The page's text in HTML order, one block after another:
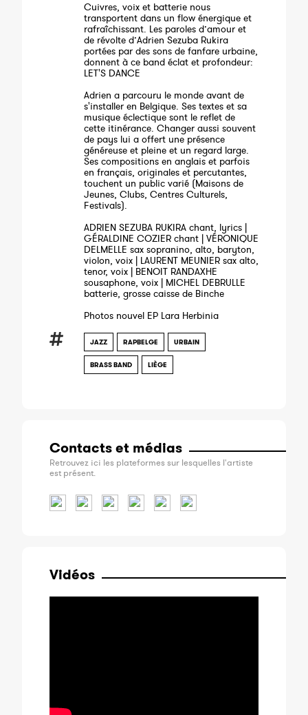
Cuivres, voix et batterie nous
transportent dans un flow énergique et
rafraîchissant. Les paroles d’amour et
de révolte d’Adrien Sezuba Rukira
portées par des sons de fanfare urbaine,
donnent à ce band éclat et profondeur:
LET'S DANCE
Adrien a parcouru le monde avant de
s'installer en Belgique. Ses textes et sa
musique éclectique sont le reflet de
cette itinérance. Changer aussi souvent
de pays lui a offert une présence
généreuse et pleine et un regard large.
Ses compositions en anglais et parfois
en français, originales et percutantes,
touchent un public varié (Maisons de
Jeunes, Clubs, Centres Culturels,
Festivals).
ADRIEN SEZUBA RUKIRA chant, lyrics |
GÉRALDINE COZIER chant | VÉRONIQUE
DELMELLE sax sopranino, alto, baryton,
violon, voix | LAURENT MEUNIER sax alto,
tenor, voix | BENOIT RANDAXHE
sousaphone, voix | MICHEL DEBRULLE
batterie, grosse caisse de Binche
Photos nouvel EP Lara Herbinia
JAZZ RAPBELGE URBAIN
BRASS BAND LIÈGE
Contacts et médias
Retrouvez ici les plateformes sur lesquelles l'artiste
est présent.
Vidéos